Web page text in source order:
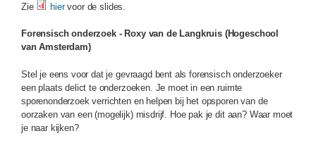
Zie hiervoor de slides.
Forensisch onderzoek - Roxy van de Langkruis (Hogeschool
van Amsterdam)
Stel je eens voor dat je gevraagd bent als forensisch onderzoeker
een plaats delict te onderzoeken. Je moet in een ruimte
sporenonderzoek verrichten en helpen bij het opsporen van de
oorzaken van een (mogelijk) misdrijf. Hoe pak je dit aan? Waar moet
je naar kijken?